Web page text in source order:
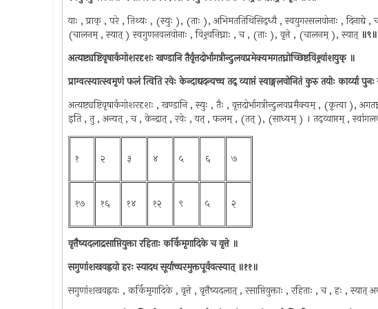
याः , प्राक् , परे , तिथ्यः , (स्युः ), (ताः ), अभिमततिथिसिद्ध्य़ै , स्वयुगरसलवोनाः ,
(चालनम् , स्यात् ) स्वगुणनवलवोनाः , विश्र्वनिघ्नाः , च , (ताः ), वृत्ते , (चालनम् ), स्यात् ॥९॥
अत्यष्ट्यष्टिवृषार्कगोशरदृशः खण्डानि तैर्वृत्तदोर्भागत्रीन्दुलवप्रमेक्यमगतघ्नोच्छिष्टविश्र्वांशयुक् ॥
प्राग्वत्स्यात्स्वमृणं फलं त्विति रवेः केन्दाद्यदन्यच्च तद् व्याप्तं स्वाङ्गलवोनितं कुरु तयोः कार्य्या
अत्यष्ट्यष्टिवृषार्कगोशरदृशः , खण्डानि , स्युः , तैः , वृत्तदोर्भागत्रीन्दुलवप्रमैक्यम् , (कृत्वा ),
इति , तु , अन्यत् , च , केन्द्रात् , रवेः , यत् , फलम् , (तत् ), (साध्यम् ) । तद्य्वाप्तम् ,
१ २ ३ ४ ५ ६ ७
१७ १६ १४ १२ ९ ५ २
वृत्तैष्यदलाद्रसाप्तियुक्ता रहिताः कर्किमृगादिके च वृत्ते ॥
सगुणांशखवह्नयो हरः स्यादथ सूर्याच्चरमुक्तपूर्ववत्स्यात् ॥११॥
सगुणांशखवह्नयः , कर्किमृगादिके , वृत्ते , वृत्तैष्यदलात् , रसाप्तियुक्ताः , रहिताः , च , हः , स्यात्